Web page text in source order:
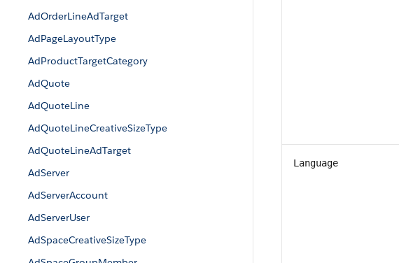
AdOrderLineAdTarget
AdPageLayoutType
AdProductTargetCategory
AdQuote
AdQuoteLine
AdQuoteLineCreativeSizeType
AdQuoteLineAdTarget
AdServer
AdServerAccount
AdServerUser
AdSpaceCreativeSizeType
Language